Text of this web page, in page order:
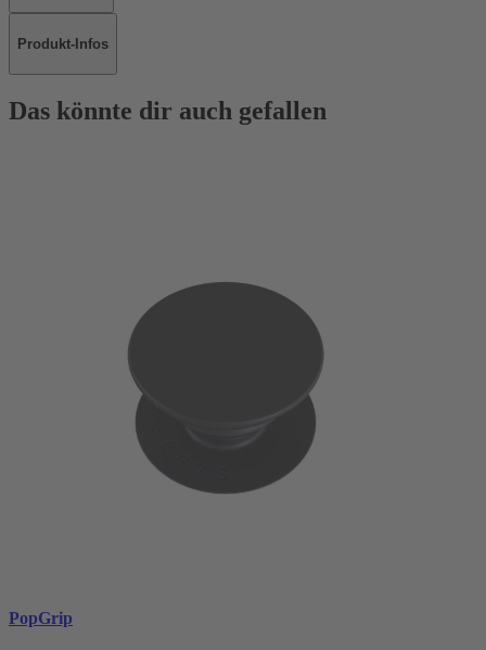
Produkt-Infos
Das könnte dir auch gefallen
PopGrip